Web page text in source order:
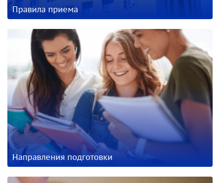
Правила приема
Направления подготовки